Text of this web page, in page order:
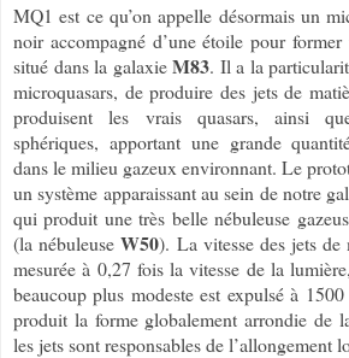
MQ1 est ce qu’on appelle désormais un
noir accompagné d’une étoile pour
situé dans la galaxieM83. Il a la
microquasars, de produire des jets de
produisent les vrais quasars, ainsi
sphériques, apportant une grande
dans le milieu gazeux environnant. Le
un système apparaissant au sein de notre
qui produit une très belle nébuleuse
(la nébuleuseW50). La vitesse des jets de
mesurée à 0,27 fois la vitesse de la
beaucoup plus modeste est expulsé à
produit la forme globalement arrondie de
les jets sont responsables de l’allongement